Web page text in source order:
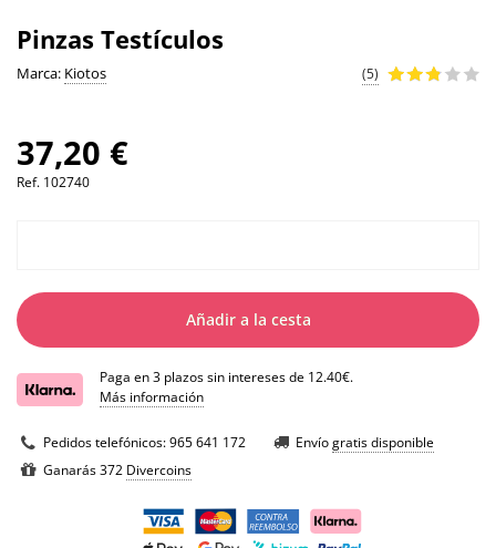
Pinzas Testículos
Marca: Kiotos (5)
37,20 €
Ref. 102740
Añadir a la cesta
Paga en 3 plazos sin intereses de 12.40€.
Más información
Pedidos telefónicos:965 641 172 Envíogratis disponible
Ganarás 372 Divercoins